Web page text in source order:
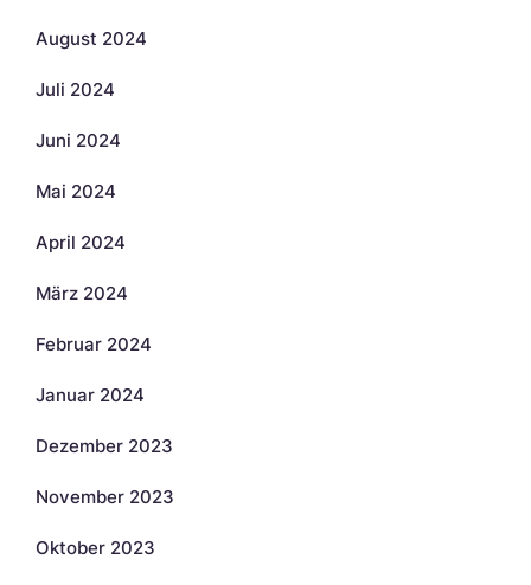
August 2024
Juli 2024
Juni 2024
Mai 2024
April 2024
März 2024
Februar 2024
Januar 2024
Dezember 2023
November 2023
Oktober 2023